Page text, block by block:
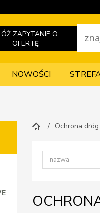
ZAPYTANIE O
OFERTĘ
NOWOŚCI
Ochrona